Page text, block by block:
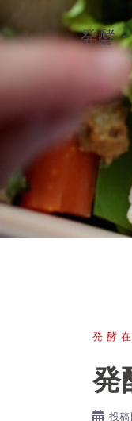
ン
へ
プ
発酵
発酵
発
投稿